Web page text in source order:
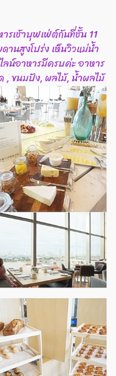
ารเช้าบุฟเฟ่ต์กันที่ชั้น 11
านสูงโปร่ง เห็นวิวแม่น้ำ
น์อาหารมีครบค่ะ อาหาร
, ขนมปัง, ผลไม้, น้ำผลไม้